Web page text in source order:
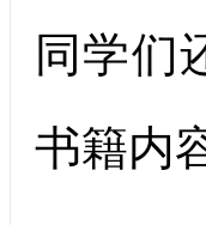
同学们
书籍内